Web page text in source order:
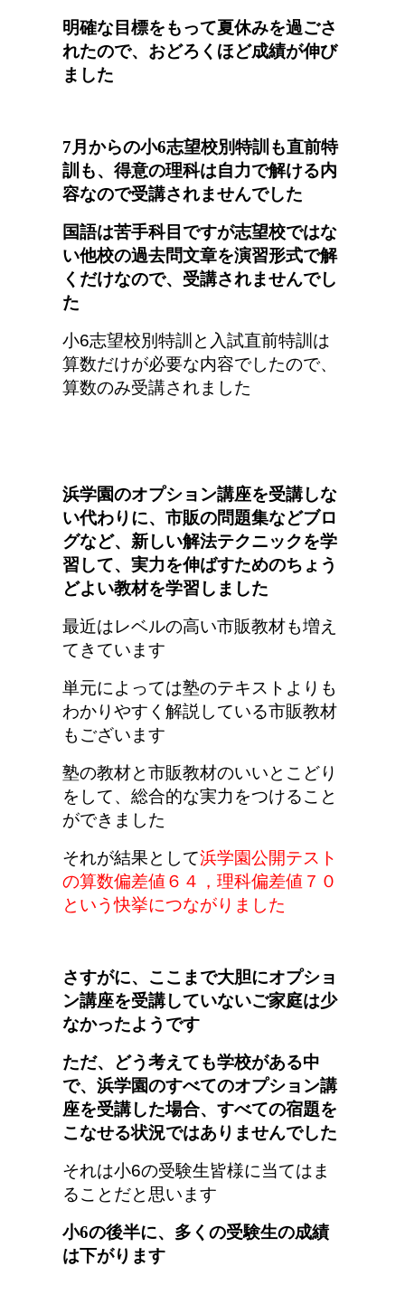
明確な目標をもって夏休みを過ごさ
れたので、おどろくほど成績が伸び
ました
7月からの小6志望校別特訓も直前特
訓も、得意の理科は自力で解ける内
容なので受講されませんでした
国語は苦手科目ですが志望校ではな
い他校の過去問文章を演習形式で解
くだけなので、受講されませんでし
た
小6志望校別特訓と入試直前特訓は
算数だけが必要な内容でしたので、
算数のみ受講されました
浜学園のオプション講座を受講しな
い代わりに、 市販の問題集などブロ
グなど、新しい解法テクニックを学
習して、実力を伸ばすためのちょう
どよい教材を学習しました
最近はレベルの高い市販教材も増え
てきています
単元によっては塾のテキストよりも
わかりやすく解説している市販教材
もございます
塾の教材と市販教材のいいとこどり
をして、総合的な実力をつけること
ができました
それが結果として浜学園公開テスト
の算数偏差値６４，理科偏差値７０
という快挙につながりました
さすがに、ここまで大胆にオプショ
ン講座を受講していないご家庭は少
なかったようです
ただ、どう考えても学校がある中
で、浜学園のすべてのオプション講
座を受講した場合、すべての宿題を
こなせる状況ではありませんでした
それは小6の受験生皆様に当てはま
ることだと思います
小6の後半に、 多くの受験生の成績
は下がります